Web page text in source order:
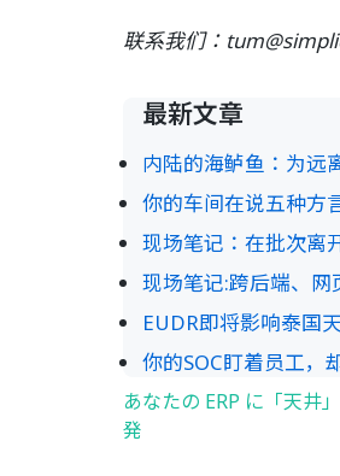
联系我们：
最新文章
内陆的海鲈鱼：为远
你的车间在说五种方
现场笔记：在批次离
现场笔记:跨后端、
EUDR即将影响泰国
你的SOC盯着员工，
Post
あなたの ERP に「天井
発